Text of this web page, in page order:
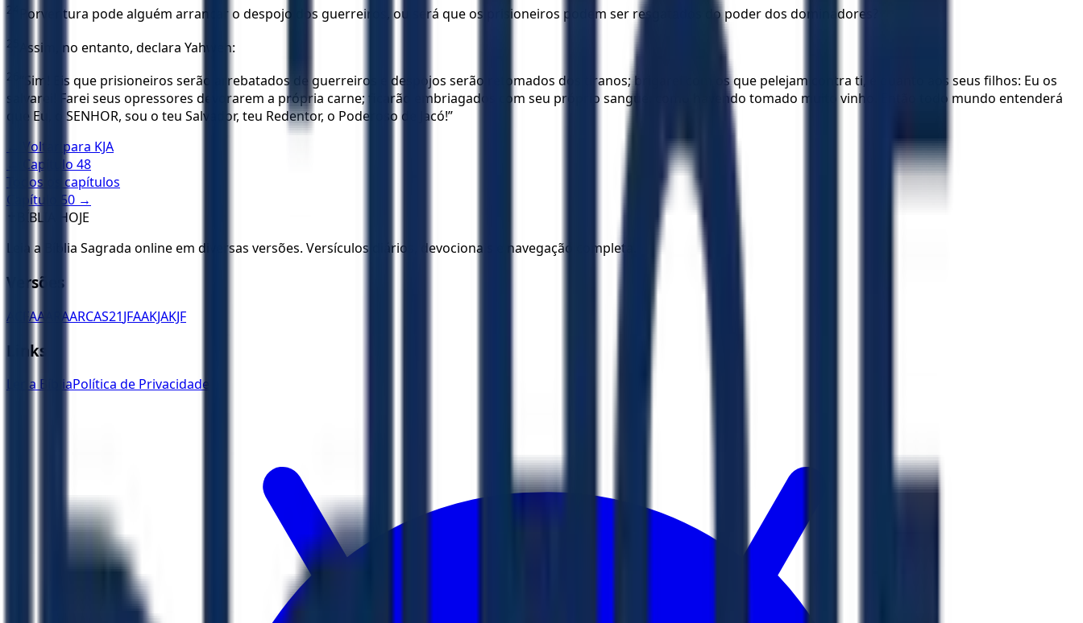
24 Porventura pode alguém arrancar o despojo dos guerreiros, ou será que os prisioneiros podem ser resgatados do poder dos dominadores?
25 Assim, no entanto, declara Yahweh:
26
“Sim! Eis que prisioneiros serão arrebatados de guerreiros e despojos serão retomados dos tiranos; brigarei com os que pelejam contra ti, e quanto aos seus filhos: Eu os
salvarei! Farei seus opressores devorarem a própria carne; ficarão embriagados com seu próprio sangue, como havendo tomado muito vinho. Então todo mundo entenderá
que Eu, o SENHOR, sou o teu Salvador, teu Redentor, o Poderoso de Jacó!”
← Voltar para KJA
← Capítulo 48
Todos os capítulos
Capítulo
50 →
BÍBLIA HOJE
Leia a Bíblia Sagrada online em diversas versões. Versículos diários, devocionais e navegação completa.
Versões
ACFAA ARAARCAS21JFAAKJAKJF
Links
Ler a BíbliaPolítica de Privacidade